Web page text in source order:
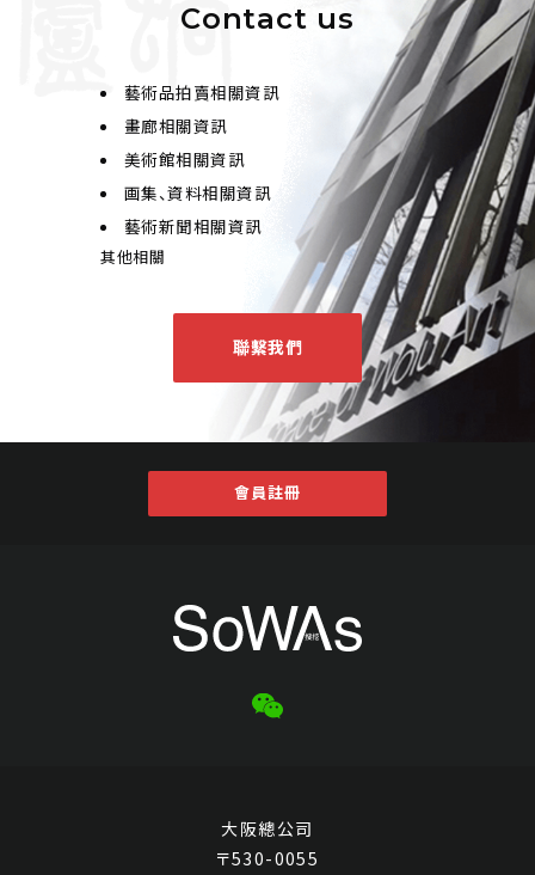
Contact us
藝術品拍賣相關資訊
畫廊相關資訊
美術館相關資訊
画集、資料相關資訊
藝術新聞相關資訊
其他相關
聯繫我們
會員註冊
大阪總公司
〒530-0055